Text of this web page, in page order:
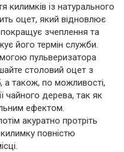
килимків із натурального
оцет, який відновлює
покращує зчеплення та
його термін служби.
пульверизатора
столовий оцет з
а також, по можливості,
чайного дерева, так як
ефектом.
акуратно протріть
повністю